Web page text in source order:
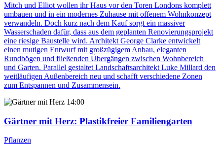
Mitch und Elliot wollen ihr Haus vor den Toren Londons komplett
umbauen und in ein modernes Zuhause mit offenem Wohnkonzept
verwandeln. Doch kurz nach dem Kauf sorgt ein massiver
Wasserschaden dafür, dass aus dem geplanten Renovierungsprojekt
eine riesige Baustelle wird. Architekt George Clarke entwickelt
einen mutigen Entwurf mit großzügigem Anbau, eleganten
Rundbögen und fließenden Übergängen zwischen Wohnbereich
und Garten. Parallel gestaltet Landschaftsarchitekt Luke Millard den
weitläufigen Außenbereich neu und schafft verschiedene Zonen
zum Entspannen und Zusammensein.
14:00
Gärtner mit Herz: Plastikfreier Familiengarten
Pflanzen